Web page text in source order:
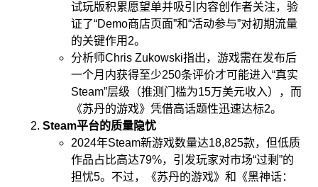
试玩版积累愿望单并吸引内容创作者关注，验
证了“Demo商店页面”和“活动参与”对初期流量
的关键作用 2。
分析师Chris Zukowski指出，游戏需在发布后
一个月内获得至少250条评价才可能进入“真实
Steam”层级（推测门槛为15万美元收入），而
《苏丹的游戏》凭借高话题性迅速达标2。
Steam平台的质量隐忧
2024年Steam新游戏数量达18,825款，但低质
作品占比高达79%，引发玩家对市场“过剩”的
担忧5。不过，《苏丹的游戏》和《黑神话：